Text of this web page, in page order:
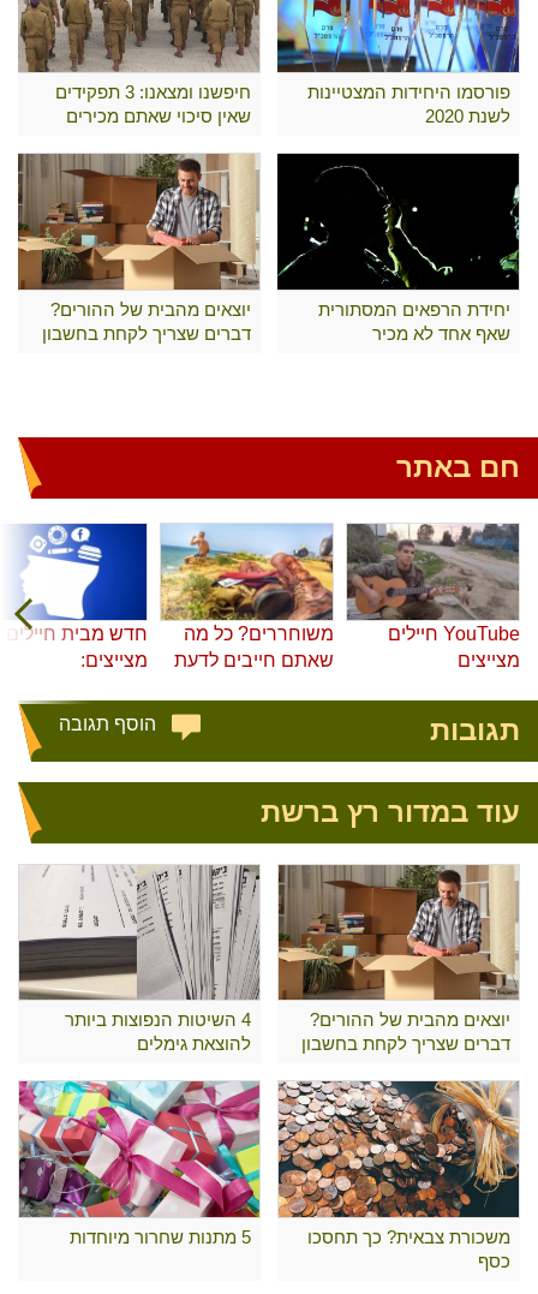
פורסמו היחידות המצטיינות
לשנת 2020
חיפשנו ומצאנו: 3 תפקידים
שאין סיכוי שאתם מכירים
יחידת הרפאים המסתורית
שאף אחד לא מכיר
יוצאים מהבית של ההורים?
דברים שצריך לקחת בחשבון
חם באתר
YouTube חיילים
מצייצים
משוחררים? כל מה
שאתם חייבים לדעת
חדש מבית חיילים
מצייצים:
תגובות הוסף תגובה
עוד במדור רץ ברשת
יוצאים מהבית של ההורים?
דברים שצריך לקחת בחשבון
4 השיטות הנפוצות ביותר
להוצאת גימלים
משכורת צבאית? כך תחסכו
כסף
5 מתנות שחרור מיוחדות